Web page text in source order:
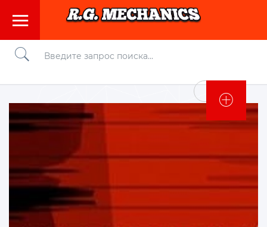
Войти